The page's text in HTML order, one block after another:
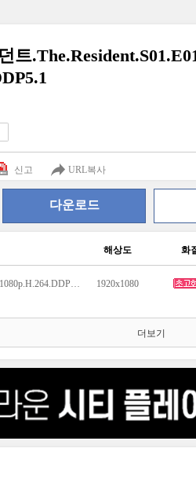
트
신고 URL복사
다운로드
해상도 화
The.Resident.S01E01.NF.WEB-DL.1080p.H.264.DDP5.1.mkv 1920x1080
더보기